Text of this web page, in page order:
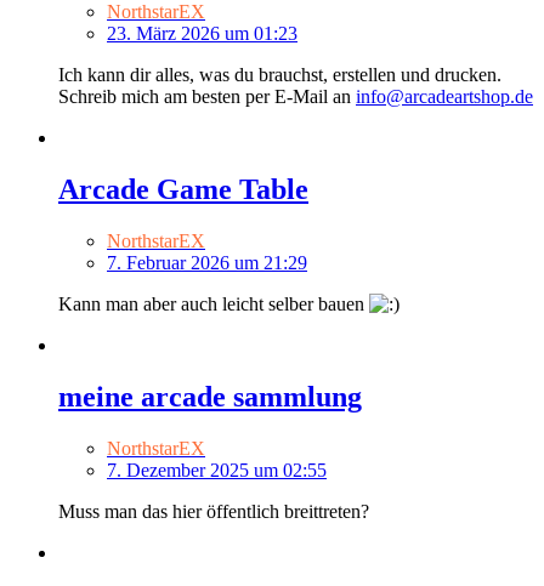
NorthstarEX
23. März 2026 um 01:23
Ich kann dir alles, was du brauchst, erstellen und drucken.
Schreib mich am besten per E-Mail an info@arcadeartshop.de
Arcade Game Table
NorthstarEX
7. Februar 2026 um 21:29
Kann man aber auch leicht selber bauen
meine arcade sammlung
NorthstarEX
7. Dezember 2025 um 02:55
Muss man das hier öffentlich breittreten?